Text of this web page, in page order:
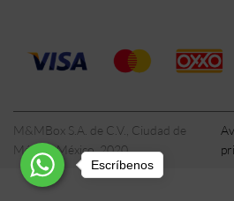
M&MBox S.A. de C.V., Ciudad de
México, México, 2020
Escríbenos